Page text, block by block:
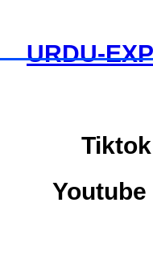
Tiktok
Youtube